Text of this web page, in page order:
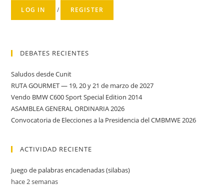
LOG IN / REGISTER
DEBATES RECIENTES
Saludos desde Cunit
RUTA GOURMET — 19, 20 y 21 de marzo de 2027
Vendo BMW C600 Sport Special Edition 2014
ASAMBLEA GENERAL ORDINARIA 2026
Convocatoria de Elecciones a la Presidencia del CMBMWE 2026
ACTIVIDAD RECIENTE
Juego de palabras encadenadas (silabas)
hace 2 semanas